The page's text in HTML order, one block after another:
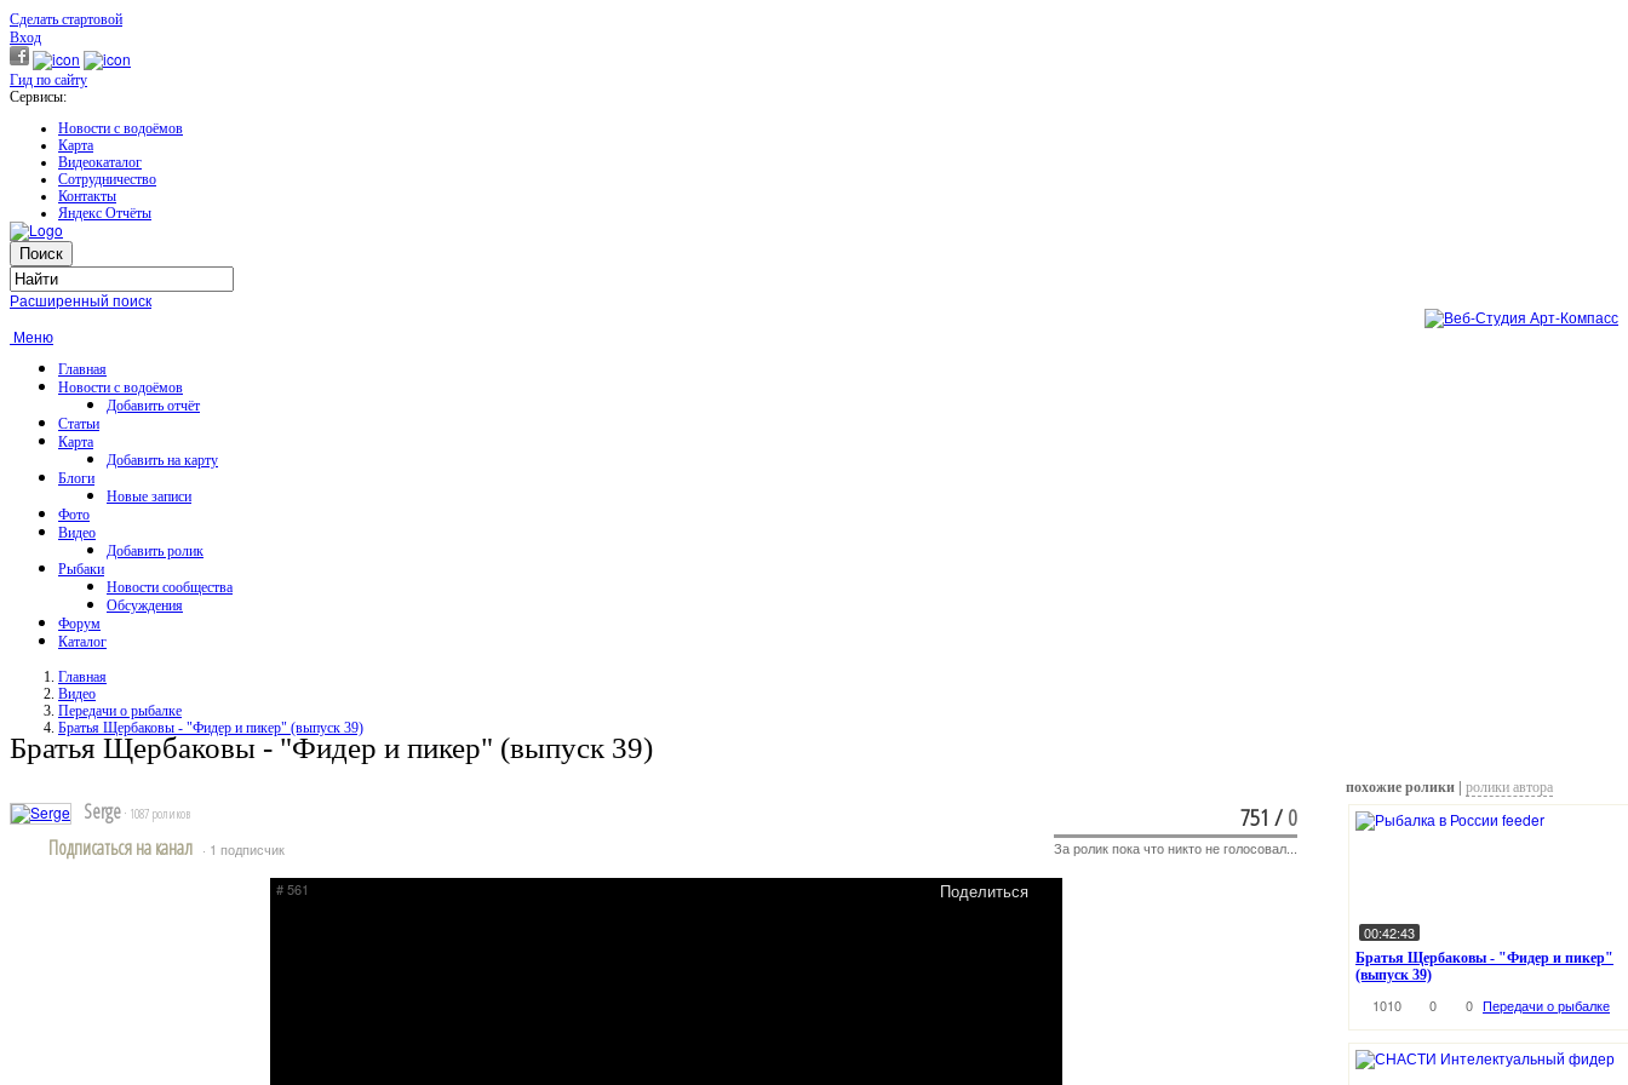
Сделать стартовой
Вход
Гид по сайту
Сервисы:
Новости с водоёмов
Карта
Видеокаталог
Сотрудничество
Контакты
Яндекс Отчёты
Расширенный поиск
Меню
Главная
Новости с водоёмов
Добавить отчёт
Статьи
Карта
Добавить на карту
Блоги
Новые записи
Фото
Видео
Добавить ролик
Рыбаки
Новости сообщества
Обсуждения
Форум
Каталог
Главная
Видео
Передачи о рыбалке
Братья Щербаковы - "Фидер и пикер" (выпуск 39)
Братья Щербаковы - "Фидер и пикер" (выпуск 39)
Serge · 1087 роликов
Подписаться на канал · 1 подписчик
# 561 Поделиться
751 /0
За ролик пока что никто не голосовал...
похожие ролики | ролики автора
00:42:43
Братья Щербаковы - "Фидер и пикер"
(выпуск 39)
1010 0 0 Передачи о рыбалке